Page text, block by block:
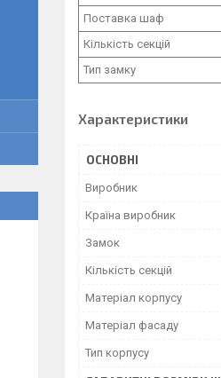
Поставка шаф
Кількість секцій
Тип замку
Характеристики
ОСНОВНІ
Виробник
Країна виробник
Замок
Кількість секцій
Матеріал корпусу
Матеріал фасаду
Тип корпусу